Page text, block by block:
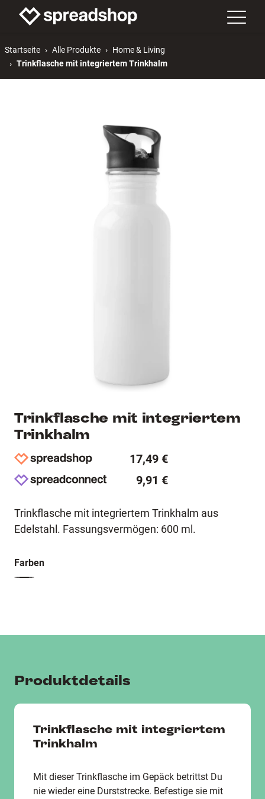
Startseite Alle Produkte
Home & Living
Trinkflasche mit integriertem Trinkhalm
Trinkflasche mit integriertem
Trinkhalm
17,49 €
9,91 €
Trinkflasche mit integriertem Trinkhalm aus
Edelstahl. Fassungsvermögen: 600 ml.
Farben
Produktdetails
Trinkflasche mit integriertem
Trinkhalm
Mit dieser Trinkflasche im Gepäck betrittst Du
nie wieder eine Durststrecke. Befestige sie mit